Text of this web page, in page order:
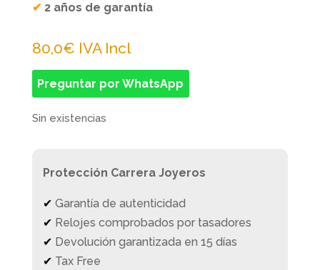
✔ 2 años de garantía
80,0€ IVA Incl
Preguntar por WhatsApp
Sin existencias
Protección Carrera Joyeros
✔ Garantía de autenticidad
✔ Relojes comprobados por tasadores
✔ Devolución garantizada en 15 días
✔ Tax Free